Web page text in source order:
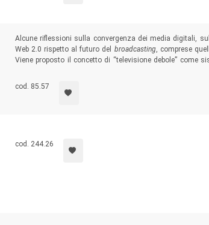
Alcune riflessioni sulla convergenza dei media digitali,
Web 2.0 rispetto al futuro del broadcasting, comprese
Viene proposto il concetto di “televisione debole” come
personalizzazione e partecipazione, tra il modello del
contributo del design della comunicazione per il sistema
cod. 85.57
cod. 244.26